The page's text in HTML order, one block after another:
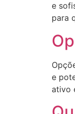
e
para
e
ativo